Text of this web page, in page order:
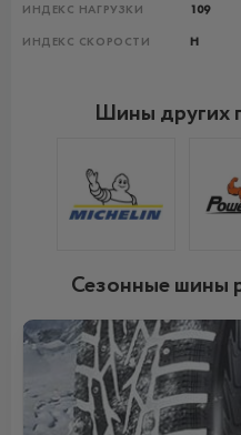
ИНДЕКС НАГРУЗКИ 109
ИНДЕКС СКОРОСТИ H
Шины других
Сезонные шины